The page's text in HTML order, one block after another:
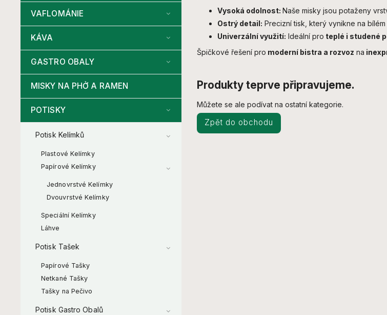
VAFLOMÁNIE
KÁVA
GASTRO OBALY
MISKY NA PHỞ A RAMEN
POTISKY
Potisk Kelímků
Plastové Kelímky
Papírové Kelímky
Jednovrstvé Kelímky
Dvouvrstvé Kelímky
Speciální Kelímky
Láhve
Potisk Tašek
Papírové Tašky
Netkané Tašky
Tašky na Pečivo
Potisk Gastro Obalů
Vysoká odolnost: Naše misky jsou potaženy
Ostrý detail: Precizní tisk, který vynikne na
Univerzální využití: Ideální pro teplé i studené
Špičkové řešení pro moderní bistra a rozvoz na
Produkty teprve připravujeme.
Můžete se ale podívat na ostatní kategorie.
Zpět do obchodu